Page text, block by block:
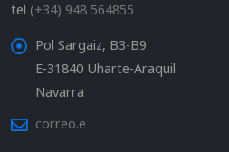
tel (+34) 948 564855
Pol Sargaiz, B3-B9
E-31840 Uharte-Araquil
Navarra
correo.e